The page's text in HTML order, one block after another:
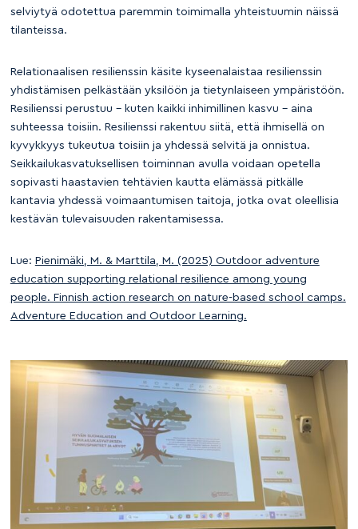
selviytyä odotettua paremmin toimimalla yhteistuumin näissä
tilanteissa.
Relationaalisen resilienssin käsite kyseenalaistaa resilienssin
yhdistämisen pelkästään yksilöön ja tietynlaiseen ympäristöön.
Resilienssi perustuu – kuten kaikki inhimillinen kasvu – aina
suhteessa toisiin. Resilienssi rakentuu siitä, että ihmisellä on
kyvykkyys tukeutua toisiin ja yhdessä selvitä ja onnistua.
Seikkailukasvatuksellisen toiminnan avulla voidaan opetella
sopivasti haastavien tehtävien kautta elämässä pitkälle
kantavia yhdessä voimaantumisen taitoja, jotka ovat oleellisia
kestävän tulevaisuuden rakentamisessa.
Lue: Pienimäki, M. & Marttila, M. (2025) Outdoor adventure
education supporting relational resilience among young
people. Finnish action research on nature-based school camps.
Adventure Education and Outdoor Learning.